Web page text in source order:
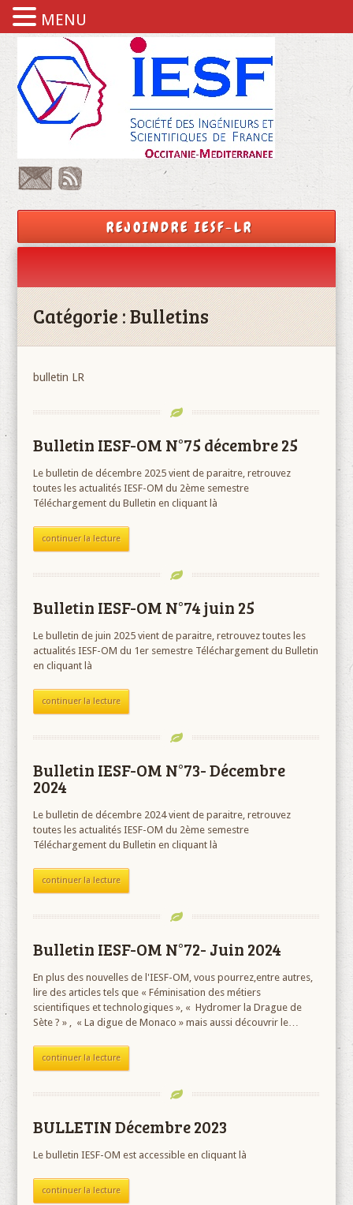
REJOINDRE IESF-LR
Catégorie :Bulletins
bulletin LR
Bulletin IESF-OM N°75 décembre 25
Le bulletin de décembre 2025 vient de paraitre, retrouvez
toutes les actualités IESF-OM du 2ème semestre
Téléchargement du Bulletin en cliquant là
continuer la lecture
Bulletin IESF-OM N°74 juin 25
Le bulletin de juin 2025 vient de paraitre, retrouvez toutes les
actualités IESF-OM du 1er semestre Téléchargement du Bulletin
en cliquant là
continuer la lecture
Bulletin IESF-OM N°73- Décembre
2024
Le bulletin de décembre 2024 vient de paraitre, retrouvez
toutes les actualités IESF-OM du 2ème semestre
Téléchargement du Bulletin en cliquant là
continuer la lecture
Bulletin IESF-OM N°72- Juin 2024
En plus des nouvelles de l'IESF-OM, vous pourrez,entre autres,
lire des articles tels que « Féminisation des métiers
scientifiques et technologiques », « Hydromer la Drague de
Sète ? » , « La digue de Monaco » mais aussi découvrir le…
continuer la lecture
BULLETIN Décembre 2023
Le bulletin IESF-OM est accessible en cliquant là
continuer la lecture
MENU